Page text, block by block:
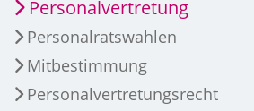
Personalvertretung
Personalratswahlen
Mitbestimmung
Personalvertretungsrecht